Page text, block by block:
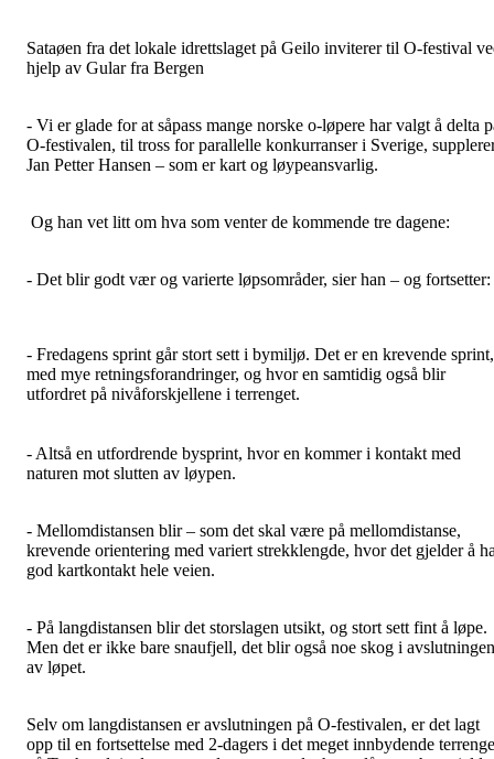
Sataøen fra det lokale idrettslaget på Geilo inviterer til O-festival
hjelp av Gular fra Bergen
- Vi er glade for at såpass mange norske o-løpere har valgt å delta
O-festivalen, til tross for parallelle konkurranser i Sverige,
Jan Petter Hansen – som er kart og løypeansvarlig.
Og han vet litt om hva som venter de kommende tre dagene:
- Det blir godt vær og varierte løpsområder, sier han – og fortsetter:
- Fredagens sprint går stort sett i bymiljø. Det er en krevende sprint,
med mye retningsforandringer, og hvor en samtidig også blir
utfordret på nivåforskjellene i terrenget.
- Altså en utfordrende bysprint, hvor en kommer i kontakt med
naturen mot slutten av løypen.
- Mellomdistansen blir – som det skal være på mellomdistanse,
krevende orientering med variert strekklengde, hvor det gjelder å
god kartkontakt hele veien.
- På langdistansen blir det storslagen utsikt, og stort sett fint å løpe.
Men det er ikke bare snaufjell, det blir også noe skog i avslutningen
av løpet.
Selv om langdistansen er avslutningen på O-festivalen, er det lagt
opp til en fortsettelse med 2-dagers i det meget innbydende